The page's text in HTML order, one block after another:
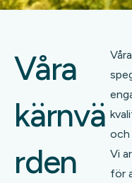
Våra
kärnvä
rden
och
Vi
för